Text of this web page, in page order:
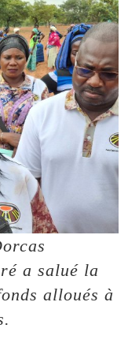
a salué la
alloués à